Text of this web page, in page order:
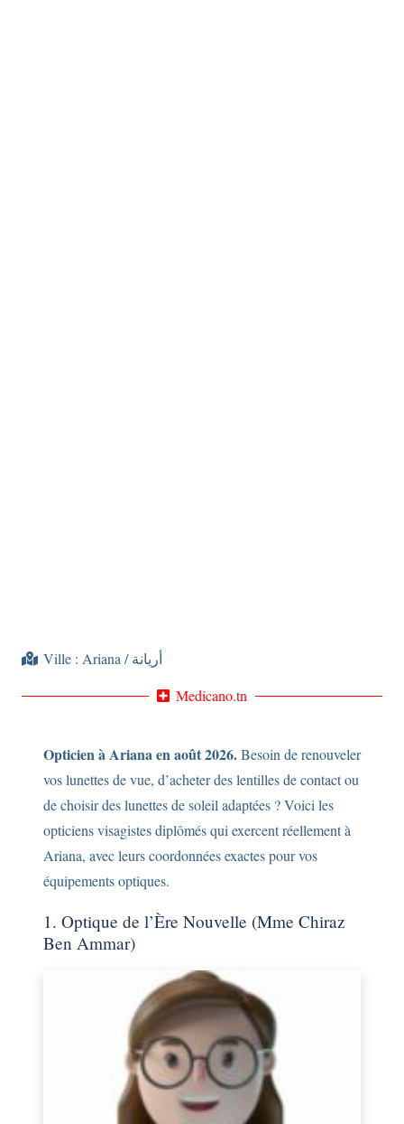
Ville :
Ariana / أريانة
Medicano.tn
Opticien à Ariana en août 2026.Besoin de renouveler
vos lunettes de vue, d’acheter des lentilles de contact ou
de choisir des lunettes de soleil adaptées ? Voici les
opticiens visagistes diplômés qui exercent réellement à
Ariana, avec leurs coordonnées exactes pour vos
équipements optiques.
1. Optique de l’Ère Nouvelle (Mme Chiraz
Ben Ammar)